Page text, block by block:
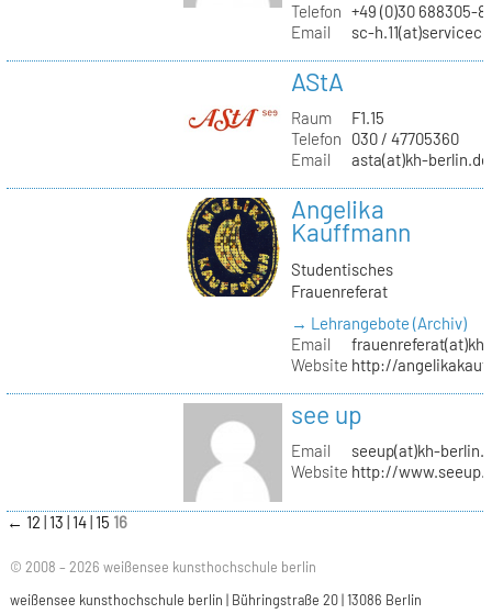
Telefon +49 (0)30 688305-
Email
sc-
AStA
Raum
F1.15
Telefon
030 / 47705360
Email
asta(at)kh-berlin.de
Angelika
Kauffmann
Studentisches
Frauenreferat
→ Lehrangebote (Archiv)
Email
Website http://
see up
Email
seeup(at)kh-
Website http://
← 12 13 14 15 16
© 2008 – 2026 weißensee kunsthochschule berlin
weißensee kunsthochschule berlin | Bühringstraße 20 | 13086 Berlin